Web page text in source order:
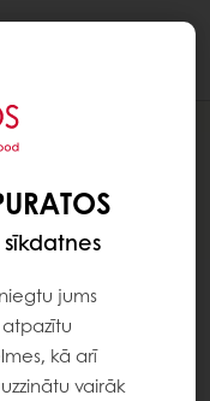
jums
kā arī
vairāk